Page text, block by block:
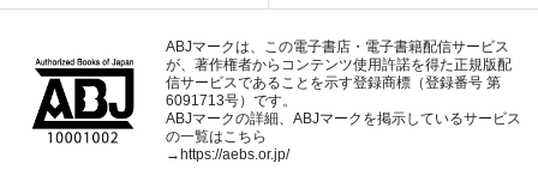
ABJマークは、この電子書店・電子書籍配信サービス
が、著作権者からコンテンツ使用許諾を得た正規版配
信サービスであることを示す登録商標（登録番号 第
6091713号）です。
ABJマークの詳細、ABJマークを掲示しているサービス
の一覧はこちら
→ https://aebs.or.jp/